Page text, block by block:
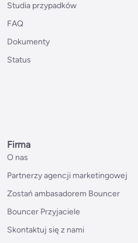
Studia przypadków
FAQ
Dokumenty
Status
Firma
O nas
Partnerzy agencji marketingowej
Zostań ambasadorem Bouncer
Bouncer Przyjaciele
Skontaktuj się z nami